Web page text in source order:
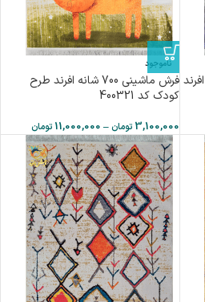
فرش ماشینی 700 شانه طرح BTS افرند
ناموجود
فرش ماشینی 700 شانه افرند طرح
کودک كد 400321
3,100,000 تومان –
11,000,000 تومان